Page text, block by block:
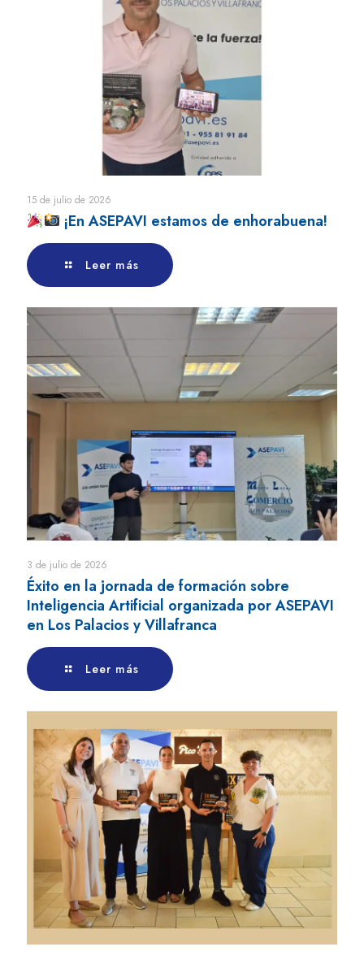
15 de julio de 2026
¡En ASEPAVI estamos de enhorabuena!
Leer más
3 de julio de 2026
Éxito en la jornada de formación sobre
Inteligencia Artificial organizada por ASEPAVI
en Los Palacios y Villafranca
Leer más